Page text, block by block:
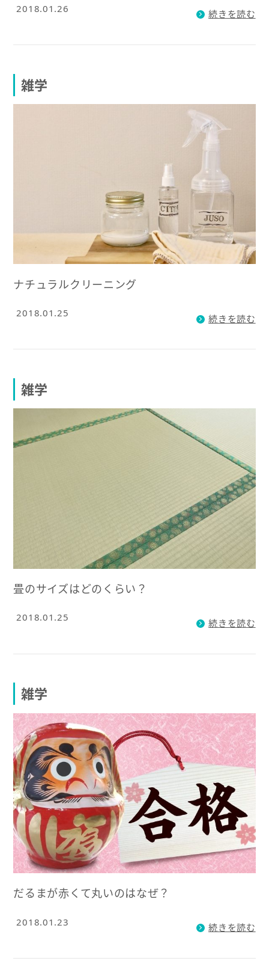
2018.01.26 続きを読む
雑学
ナチュラルクリーニング
2018.01.25 続きを読む
雑学
畳のサイズはどのくらい？
2018.01.25 続きを読む
雑学
だるまが赤くて丸いのはなぜ？
2018.01.23 続きを読む